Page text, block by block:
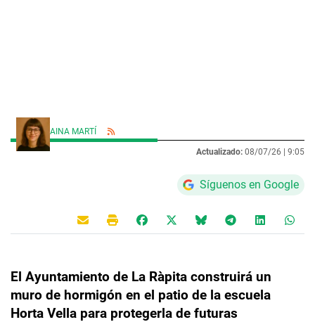
AINA MARTÍ
Actualizado: 08/07/26 | 9:05
Síguenos en Google
El Ayuntamiento de La Ràpita construirá un
muro de hormigón en el patio de la escuela
Horta Vella para protegerla de futuras